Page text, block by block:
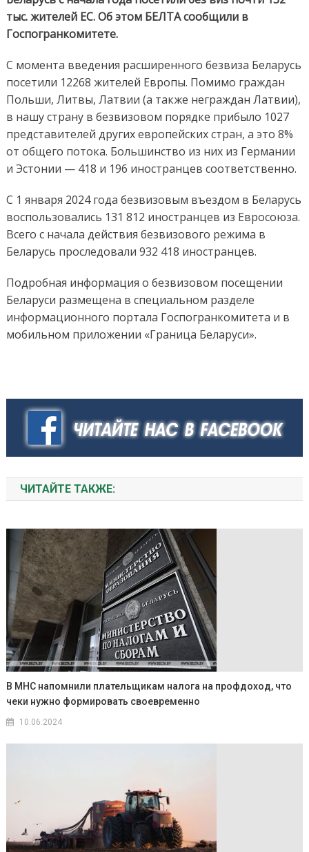
тыс. жителей ЕС. Об этом БЕЛТА сообщили в
Госпогранкомитете.
С момента введения расширенного безвиза Беларусь
посетили 12268 жителей Европы. Помимо граждан
Польши, Литвы, Латвии (а также неграждан Латвии),
в нашу страну в безвизовом порядке прибыло 1027
представителей других европейских стран, а это 8%
от общего потока. Большинство из них из Германии
и Эстонии — 418 и 196 иностранцев соответственно.
С 1 января 2024 года безвизовым въездом в Беларусь
воспользовались 131 812 иностранцев из Евросоюза.
Всего с начала действия безвизового режима в
Беларусь проследовали 932 418 иностранцев.
Подробная информация о безвизовом посещении
Беларуси размещена в специальном разделе
информационного портала Госпогранкомитета и в
мобильном приложении «Граница Беларуси».
ЧИТАЙТЕ ТАКЖЕ:
В МНС напомнили плательщикам налога на профдоход, что
чеки нужно формировать своевременно
10.06.2024